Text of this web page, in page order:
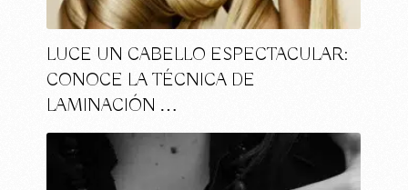
LUCE UN CABELLO ESPECTACULAR:
CONOCE LA TÉCNICA DE
LAMINACIÓN …